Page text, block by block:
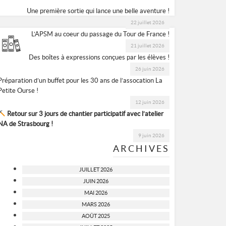
Une première sortie qui lance une belle aventure !
22 juillet 2026
L’APSM au coeur du passage du Tour de France !
21 juillet 2026
Des boîtes à expressions conçues par les élèves !
26 juin 2026
d’un buffet pour les 30 ans de l’assocation La
Ourse !
12 juin 2026
Retour sur 3 jours de chantier participatif avec l’atelier
de Strasbourg !
9 juin 2026
ARCHIVES
JUILLET 2026
JUIN 2026
MAI 2026
MARS 2026
AOÛT 2025